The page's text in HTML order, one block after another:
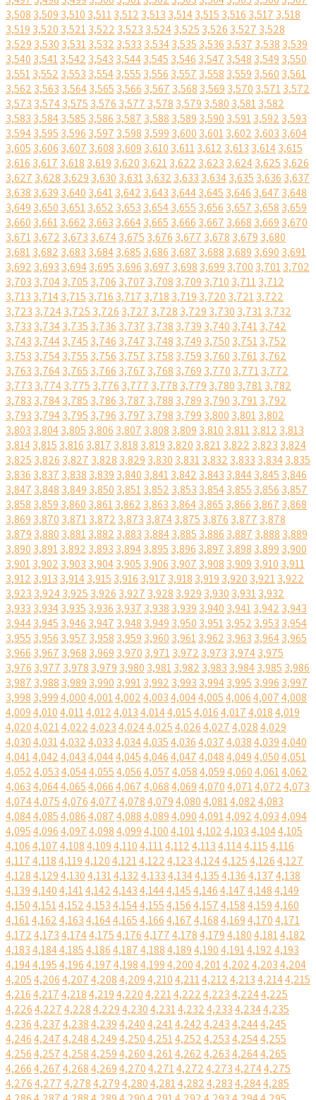
3,508 3,509 3,510 3,5113,512 3,513 3,5143,515 3,516 3,517 3,518
3,519 3,520 3,5213,522 3,523 3,5243,525 3,526 3,527 3,528
3,529 3,530 3,5313,532 3,533 3,5343,535 3,536 3,537 3,538 3,539
3,540 3,5413,542 3,543 3,5443,545 3,546 3,547 3,548 3,549 3,550
3,5513,552 3,553 3,5543,555 3,556 3,557 3,558 3,559 3,560 3,561
3,562 3,563 3,5643,565 3,566 3,567 3,568 3,569 3,570 3,5713,572
3,573 3,5743,575 3,576 3,577 3,578 3,579 3,580 3,5813,582
3,583 3,5843,585 3,586 3,587 3,588 3,589 3,590 3,5913,592 3,593
3,5943,595 3,596 3,597 3,598 3,599 3,600 3,6013,602 3,603 3,604
3,605 3,606 3,607 3,608 3,609 3,610 3,6113,612 3,613 3,6143,615
3,616 3,617 3,618 3,619 3,620 3,6213,622 3,623 3,6243,625 3,626
3,627 3,628 3,629 3,630 3,6313,632 3,633 3,6343,635 3,636 3,637
3,638 3,639 3,640 3,6413,642 3,643 3,6443,645 3,646 3,647 3,648
3,649 3,650 3,6513,652 3,653 3,6543,655 3,656 3,657 3,658 3,659
3,660 3,6613,662 3,663 3,6643,665 3,666 3,667 3,668 3,669 3,670
3,6713,672 3,673 3,6743,675 3,676 3,677 3,678 3,679 3,680
3,6813,682 3,683 3,6843,685 3,686 3,687 3,688 3,689 3,690 3,691
3,692 3,693 3,6943,695 3,696 3,697 3,698 3,699 3,700 3,7013,702
3,703 3,7043,705 3,706 3,707 3,708 3,709 3,710 3,7113,712
3,713 3,7143,715 3,716 3,717 3,718 3,719 3,720 3,7213,722
3,723 3,7243,725 3,726 3,727 3,728 3,729 3,730 3,7313,732
3,733 3,7343,735 3,736 3,737 3,738 3,739 3,740 3,7413,742
3,743 3,7443,745 3,746 3,747 3,748 3,749 3,750 3,7513,752
3,753 3,7543,755 3,756 3,757 3,758 3,759 3,760 3,7613,762
3,763 3,7643,765 3,766 3,767 3,768 3,769 3,770 3,7713,772
3,773 3,7743,775 3,776 3,777 3,778 3,779 3,780 3,7813,782
3,783 3,7843,785 3,786 3,787 3,788 3,789 3,790 3,7913,792
3,793 3,7943,795 3,796 3,797 3,798 3,799 3,800 3,8013,802
3,803 3,8043,805 3,806 3,807 3,808 3,809 3,810 3,8113,812 3,813
3,8143,815 3,816 3,817 3,818 3,819 3,820 3,8213,822 3,823 3,824
3,825 3,826 3,827 3,828 3,829 3,830 3,8313,832 3,833 3,8343,835
3,836 3,837 3,838 3,839 3,840 3,8413,842 3,843 3,8443,845 3,846
3,847 3,848 3,849 3,850 3,8513,852 3,853 3,8543,855 3,856 3,857
3,858 3,859 3,860 3,8613,862 3,863 3,8643,865 3,866 3,867 3,868
3,869 3,870 3,8713,872 3,873 3,8743,875 3,876 3,877 3,878
3,879 3,880 3,8813,882 3,883 3,8843,885 3,886 3,887 3,888 3,889
3,890 3,8913,892 3,893 3,8943,895 3,896 3,897 3,898 3,899 3,900
3,9013,902 3,903 3,9043,905 3,906 3,907 3,908 3,909 3,910 3,911
3,912 3,913 3,9143,915 3,916 3,917 3,918 3,919 3,920 3,9213,922
3,923 3,9243,925 3,926 3,927 3,928 3,929 3,930 3,9313,932
3,933 3,9343,935 3,936 3,937 3,938 3,939 3,940 3,9413,942 3,943
3,9443,945 3,946 3,947 3,948 3,949 3,950 3,9513,952 3,953 3,954
3,955 3,956 3,957 3,958 3,959 3,960 3,9613,962 3,963 3,9643,965
3,966 3,967 3,968 3,969 3,970 3,9713,972 3,973 3,9743,975
3,976 3,977 3,978 3,979 3,980 3,9813,982 3,983 3,9843,985 3,986
3,987 3,988 3,989 3,990 3,9913,992 3,993 3,9943,995 3,996 3,997
3,998 3,9994,0004,0014,0024,0034,0044,0054,0064,0074,008
4,0094,0104,0114,0124,0134,0144,0154,0164,0174,0184,019
4,0204,0214,0224,0234,0244,0254,0264,0274,0284,029
4,0304,0314,0324,0334,0344,0354,0364,0374,0384,0394,040
4,0414,0424,0434,0444,0454,0464,0474,0484,0494,0504,051
4,0524,0534,0544,0554,0564,0574,0584,0594,0604,0614,062
4,0634,0644,0654,0664,0674,0684,0694,0704,0714,0724,073
4,0744,0754,0764,0774,0784,0794,0804,0814,0824,083
4,0844,0854,0864,0874,0884,0894,0904,0914,0924,0934,094
4,0954,0964,0974,0984,0994,1004,1014,1024,1034,1044,105
4,1064,1074,1084,1094,1104,1114,1124,1134,1144,1154,116
4,1174,1184,1194,1204,1214,1224,1234,1244,1254,1264,127
4,1284,1294,1304,1314,1324,1334,1344,1354,1364,1374,138
4,1394,1404,1414,1424,1434,1444,1454,1464,1474,1484,149
4,1504,1514,1524,1534,1544,1554,1564,1574,1584,1594,160
4,1614,1624,1634,1644,1654,1664,1674,1684,1694,1704,171
4,1724,1734,1744,1754,1764,1774,1784,1794,1804,1814,182
4,1834,1844,1854,1864,1874,1884,1894,1904,1914,1924,193
4,1944,1954,1964,1974,1984,1994,2004,2014,2024,2034,204
4,2054,2064,2074,2084,2094,2104,2114,2124,2134,2144,215
4,2164,2174,2184,2194,2204,2214,2224,2234,2244,225
4,2264,2274,2284,2294,2304,2314,2324,2334,2344,235
4,2364,2374,2384,2394,2404,2414,2424,2434,2444,245
4,2464,2474,2484,2494,2504,2514,2524,2534,2544,255
4,2564,2574,2584,2594,2604,2614,2624,2634,2644,265
4,2664,2674,2684,2694,2704,2714,2724,2734,2744,275
4,2764,2774,2784,2794,2804,2814,2824,2834,2844,285